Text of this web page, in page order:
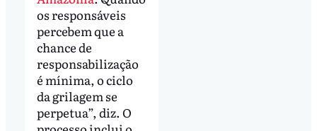
os responsáveis
percebem que a
chance de
responsabilização
é mínima, o ciclo
da grilagem se
perpetua”, diz. O